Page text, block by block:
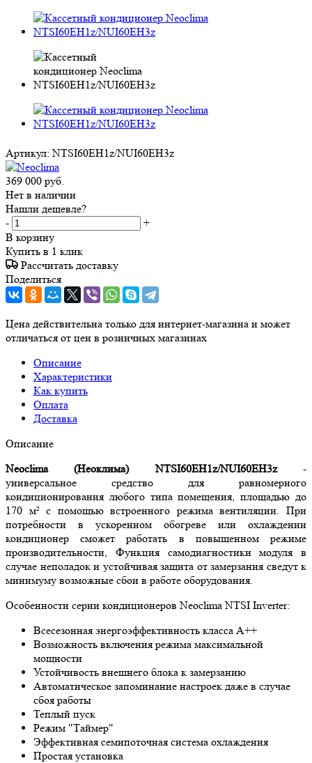
Артикул: NTSI60EH1z/NUI60EH3z
369 000 руб.
Нет в наличии
Нашли дешевле?
-
+
В корзину
Купить в 1 клик
Рассчитать доставку
Поделиться
Цена действительна только для интернет-магазина и может
отличаться от цен в розничных магазинах
Описание
Характеристики
Как купить
Оплата
Доставка
Описание
Neoclima (Неоклима) NTSI60EH1z/NUI60EH3z -
универсальное средство для равномерного
кондиционирования любого типа помещения, площадью до
170 м² с помощью встроенного режима вентиляции. При
потребности в ускоренном обогреве или охлаждении
кондиционер сможет работать в повышенном режиме
производительности, Функция самодиагностики модуля в
случае неполадок и устойчивая защита от замерзания сведут к
минимуму возможные сбои в работе оборудования.
Особенности серии кондиционеров Neoclima NTSI Inverter:
Всесезонная энергоэффективность класса A++
Возможность включения режима максимальной
мощности
Устойчивость внешнего блока к замерзанию
Автоматическое запоминание настроек даже в случае
сбоя работы
Теплый пуск
Режим "Таймер"
Эффективная семипоточная система охлаждения
Простая установка